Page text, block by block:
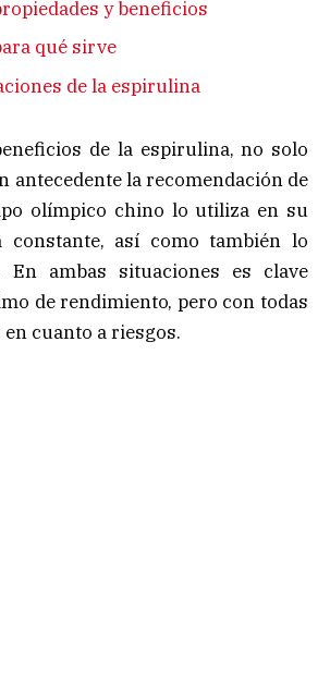
y beneficios
qué sirve
de la espirulina
de la espirulina, no solo
antecedente la recomendación de
olímpico chino lo utiliza en su
constante, así como también lo
En ambas situaciones es clave
de rendimiento, pero con todas
cuanto a riesgos.